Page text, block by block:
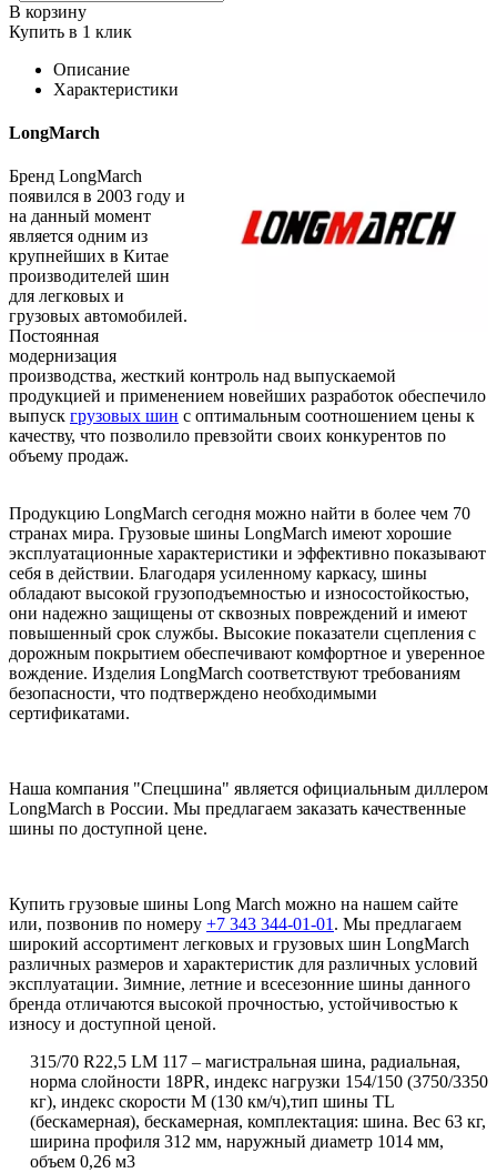
В корзину
Купить в 1 клик
Описание
Характеристики
LongMarch
Бренд LongMarch
появился в 2003 году и
на данный момент
является одним из
крупнейших в Китае
производителей шин
для легковых и
грузовых автомобилей.
Постоянная
модернизация
производства, жесткий контроль над выпускаемой
продукцией и применением новейших разработок обеспечило
выпуск грузовых шин с оптимальным соотношением цены к
качеству, что позволило превзойти своих конкурентов по
объему продаж.
Продукцию LongMarch сегодня можно найти в более чем 70
странах мира. Грузовые шины LongMarch имеют хорошие
эксплуатационные характеристики и эффективно показывают
себя в действии. Благодаря усиленному каркасу, шины
обладают высокой грузоподъемностью и износостойкостью,
они надежно защищены от сквозных повреждений и имеют
повышенный срок службы. Высокие показатели сцепления с
дорожным покрытием обеспечивают комфортное и уверенное
вождение. Изделия LongMarch соответствуют требованиям
безопасности, что подтверждено необходимыми
сертификатами.
Наша компания "Спецшина" является официальным диллером
LongMarch в России. Мы предлагаем заказать качественные
шины по доступной цене.
Купить грузовые шины Long March можно на нашем сайте
или, позвонив по номеру +7 343 344-01-01 . Мы предлагаем
широкий ассортимент легковых и грузовых шин LongMarch
различных размеров и характеристик для различных условий
эксплуатации. Зимние, летние и всесезонние шины данного
бренда отличаются высокой прочностью, устойчивостью к
износу и доступной ценой.
315/70 R22,5 LM 117 – магистральная шина, радиальная,
норма слойности 18PR, индекс нагрузки 154/150 (3750/3350
кг), индекс скорости М (130 км/ч),тип шины TL
(бескамерная), бескамерная, комплектация: шина. Вес 63 кг,
ширина профиля 312 мм, наружный диаметр 1014 мм,
объем 0,26 м3